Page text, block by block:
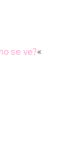
se ve?«